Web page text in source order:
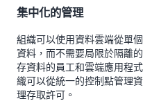
集中化的管理
組織可以使用資料雲端從單
資料，而不需要局限於隔離
存資料的員工和雲端應用程
織可以從統一的控制點管理
理存取許可。